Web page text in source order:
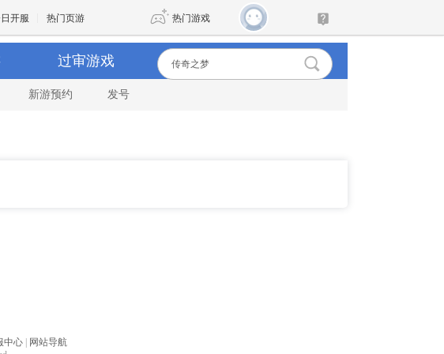
开服 热门页游 热门游戏
魔兽 DNF
过审游戏
新游预约 发号
中心
网站导航